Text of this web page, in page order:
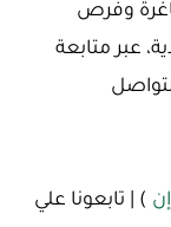
وفرص
عبر متابعة
) | تابعونا علي